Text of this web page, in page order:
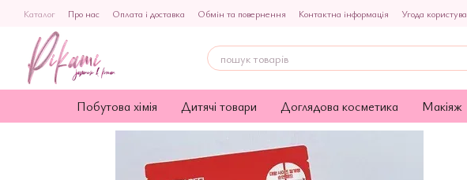
Перейти до основного контенту
Каталог Про нас Оплата і доставка Обмін та повернення Контактна інформація Угода
Побутова хімія Дитячі товари Доглядова косметика Макіяж